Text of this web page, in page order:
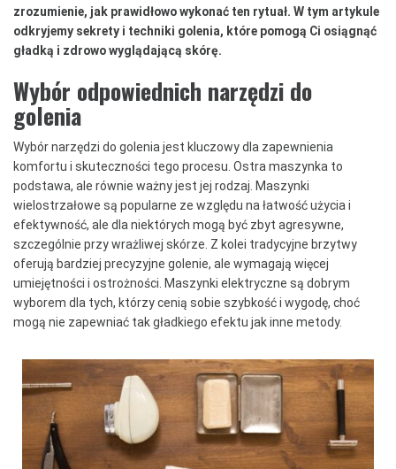
zrozumienie, jak prawidłowo wykonać ten rytuał. W tym artykule
odkryjemy sekrety i techniki golenia, które pomogą Ci osiągnąć
gładką i zdrowo wyglądającą skórę.
Wybór odpowiednich narzędzi do
golenia
Wybór narzędzi do golenia jest kluczowy dla zapewnienia
komfortu i skuteczności tego procesu. Ostra maszynka to
podstawa, ale równie ważny jest jej rodzaj. Maszynki
wielostrzałowe są popularne ze względu na łatwość użycia i
efektywność, ale dla niektórych mogą być zbyt agresywne,
szczególnie przy wrażliwej skórze. Z kolei tradycyjne brzytwy
oferują bardziej precyzyjne golenie, ale wymagają więcej
umiejętności i ostrożności. Maszynki elektryczne są dobrym
wyborem dla tych, którzy cenią sobie szybkość i wygodę, choć
mogą nie zapewniać tak gładkiego efektu jak inne metody.